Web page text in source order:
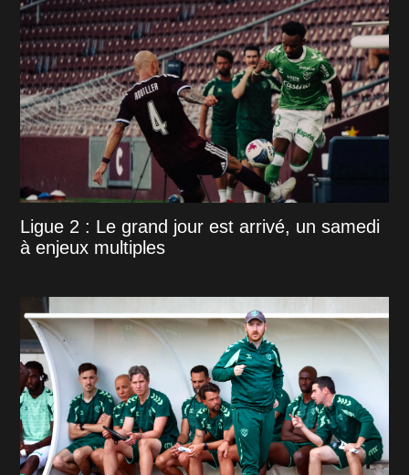
Ligue 2 : Le grand jour est arrivé, un samedi
à enjeux multiples